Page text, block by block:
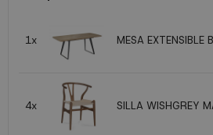
1x MESA EXTENSIBLE
4x SILLA WISHGREY